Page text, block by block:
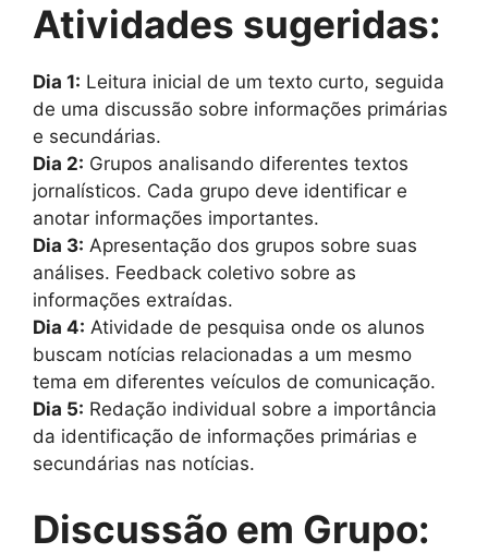
Atividades sugeridas:
Dia 1: Leitura inicial de um texto curto, seguida
de uma discussão sobre informações primárias
e secundárias.
Dia 2: Grupos analisando diferentes textos
jornalísticos. Cada grupo deve identificar e
anotar informações importantes.
Dia 3: Apresentação dos grupos sobre suas
análises. Feedback coletivo sobre as
informações extraídas.
Dia 4: Atividade de pesquisa onde os alunos
buscam notícias relacionadas a um mesmo
tema em diferentes veículos de comunicação.
Dia 5: Redação individual sobre a importância
da identificação de informações primárias e
secundárias nas notícias.
Discussão em Grupo: